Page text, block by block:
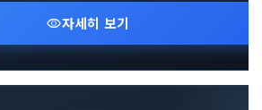
있도록 차별화된 통찰을 제공합니다.
visibility자세히 보기